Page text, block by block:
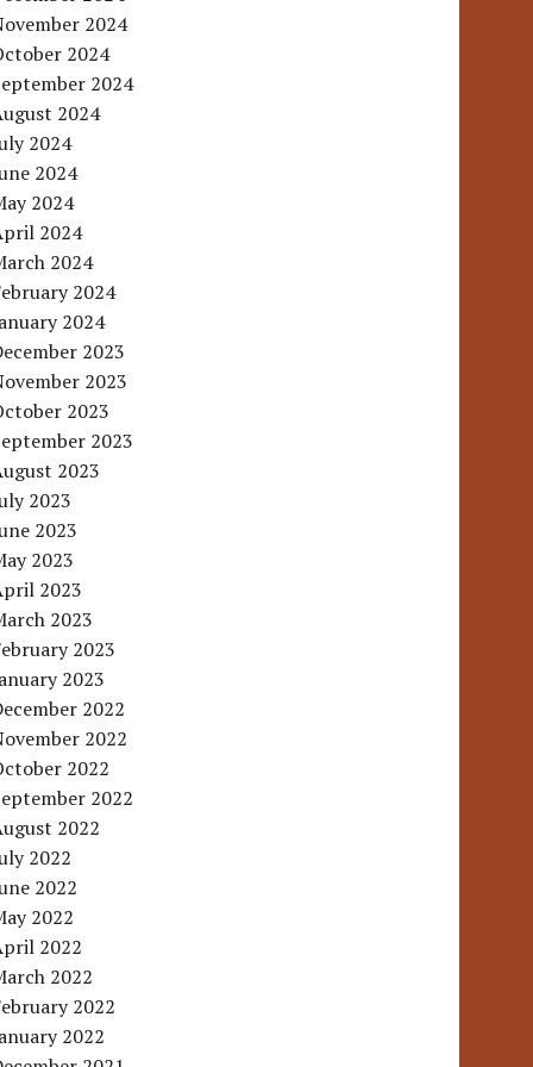
2024
2024
2024
2024
2024
2024
2024
2024
2024
2024
2024
2023
2023
2023
2023
2023
2023
2023
2023
2023
2023
2023
2023
2022
2022
2022
2022
2022
2022
2022
2022
2022
2022
2022
2022